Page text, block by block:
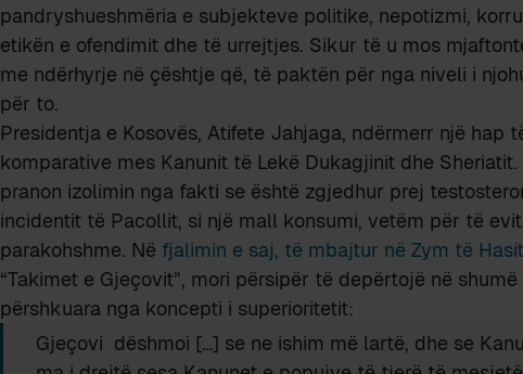
pandryshueshmëria e subjekteve politike, nepotizmi,
etikën e ofendimit dhe të urrejtjes. Sikur të u mos
me ndërhyrje në çështje që, të paktën për nga niveli i
për to.
Presidentja e Kosovës, Atifete Jahjaga, ndërmerr një hap
komparative mes Kanunit të Lekë Dukagjinit dhe
pranon izolimin nga fakti se është zgjedhur prej
incidentit të Pacollit, si një mall konsumi, vetëm për të
parakohshme. Në fjalimin e saj, të mbajtur në Zym të Hasit
“Takimet e Gjeçovit”, mori përsipër të depërtojë në
përshkuara nga koncepti i superioritetit:
Gjeçovi dëshmoi […] se ne ishim më lartë, dhe se